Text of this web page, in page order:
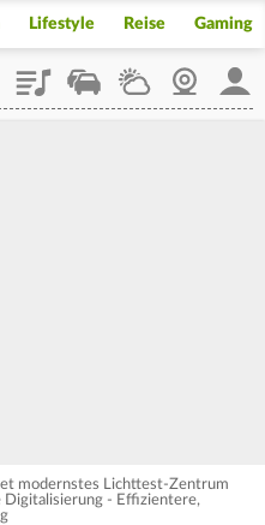
Lifestyle Reise Gaming
PlaylistStaupilotWetterWebcam
modernstes Lichttest-Zentrum
- Effizientere,